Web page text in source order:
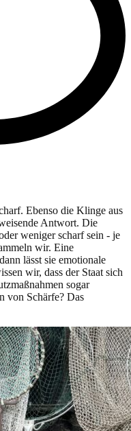
Ebenso die Klinge aus
Antwort. Die
weniger scharf sein - je
wir. Eine
lässt sie emotionale
wir, dass der Staat sich
sogar
von Schärfe? Das